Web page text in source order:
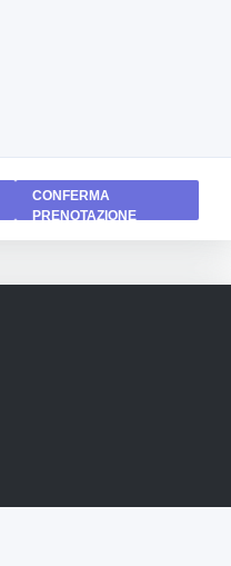
CONFERMA
PRENOTAZIONE